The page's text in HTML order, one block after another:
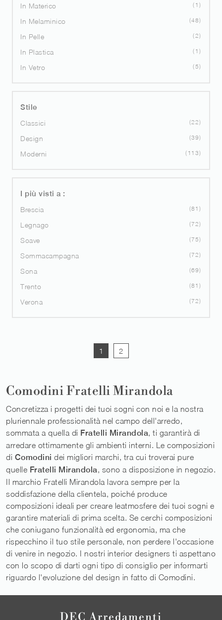
In Materico 1
In Melaminico 48
In Pelle 2
In Plastica 1
In Vetro 5
Stile
Classici
22
Design 39
Moderni 113
I più visti a :
Brescia
81
Legnago 72
Soave 75
Sommacampagna 72
Sona 69
Trento 81
Verona 72
1 2
Comodini Fratelli Mirandola
Concretizza i progetti dei tuoi sogni con noi e la nostra
pluriennale professionalità nel campo dell'arredo,
sommata a quella di Fratelli Mirandola, ti garantirà di
arredare ottimamente gli ambienti interni. Le composizioni
di Comodini dei migliori marchi, tra cui troverai pure
quelle Fratelli Mirandola, sono a disposizione in negozio.
Il marchio Fratelli Mirandola lavora sempre per la
soddisfazione della clientela, poiché produce
composizioni ideali per creare leatmosfere dei tuoi sogni e
garantire materiali di prima scelta. Se cerchi composizioni
che coniugano funzionalità ed ergonomia, ma che
rispecchino il tuo stile personale, non perdere l'occasione
di venire in negozio. I nostri interior designers ti aspettano
con lo scopo di darti ogni tipo di consiglio per informarti
riguardo l'evoluzione del design in fatto di Comodini.
DEC Arredamenti